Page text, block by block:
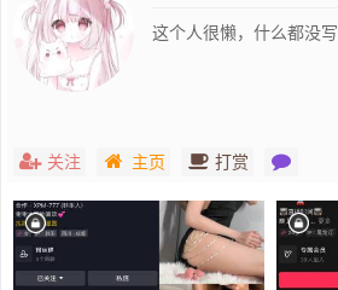
这个人很懒，什么都没写
关注 主页 打赏